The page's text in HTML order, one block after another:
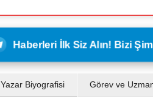
Haberleri İlk Siz Alın! Bizi
Yazar Biyografisi Görev ve